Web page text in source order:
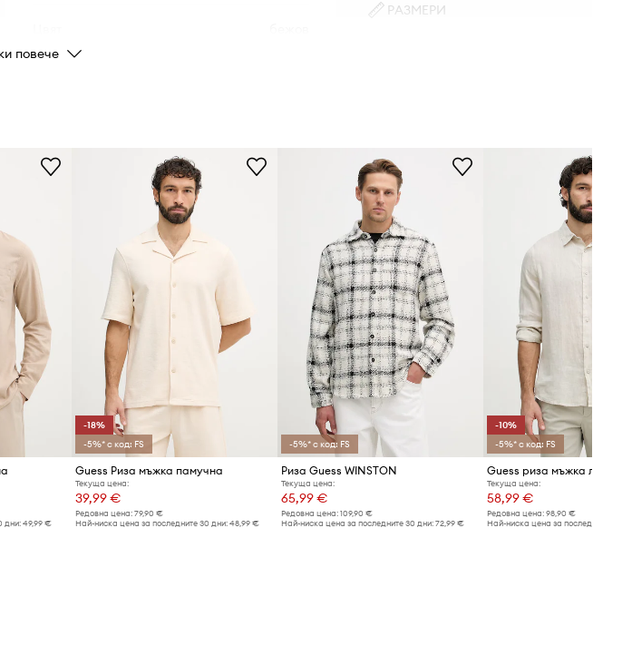
Код на продукта
РАЗМЕРИ
Таблица с размери
повече
дни: 49,99 €
-18%
-5%* с код: FS
Guess Риза мъжка памучна
Текуща цена:
39,99 €
Редовна цена: 79,90 €
Най-ниска цена за последните 30 дни: 48,99 €
-5%* с код: FS
Риза Guess WINSTON
Текуща цена:
65,99 €
Редовна цена:109,90 €
Най-ниска цена за последните 30 дни:72,99 €
-10%
-5%* с код: FS
Guess риза мъжка ленена
Текуща цена:
58,99 €
Редовна цена: 98,90 €
Най-ниска цена за последните 30